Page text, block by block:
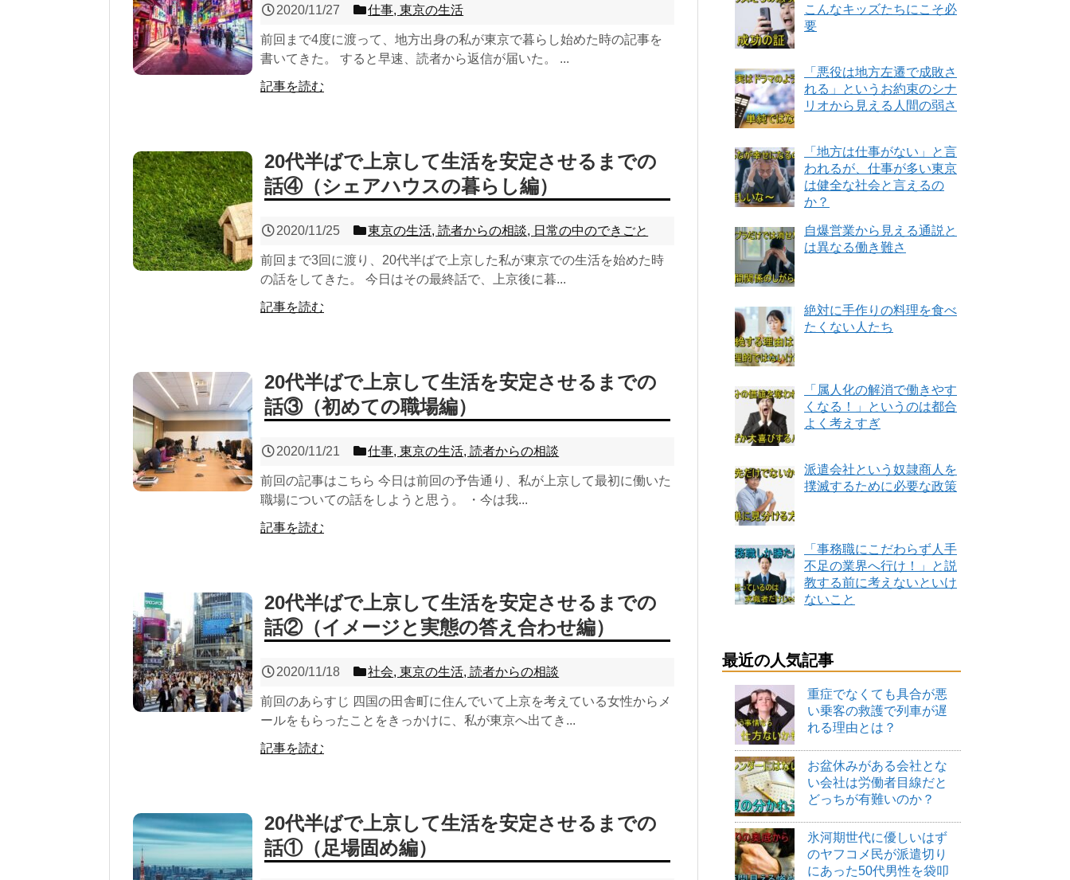
2020/11/27 仕事,東京の生活
前回まで4度に渡って、地方出身の私が東京で暮らし始めた時の記事を
書いてきた。 すると早速、読者から返信が届いた。 ...
記事を読む
20代半ばで上京して生活を安定させるまでの
話④（シェアハウスの暮らし編）
2020/11/25 東京の生活,読者からの相談, 日常の中のできごと
前回まで3回に渡り、20代半ばで上京した私が東京での生活を始めた時
の話をしてきた。 今日はその最終話で、上京後に暮...
記事を読む
20代半ばで上京して生活を安定させるまでの
話③（初めての職場編）
2020/11/21 仕事,東京の生活,読者からの相談
前回の記事はこちら 今日は前回の予告通り、私が上京して最初に働いた
職場についての話をしようと思う。 ・今は我...
記事を読む
20代半ばで上京して生活を安定させるまでの
話②（イメージと実態の答え合わせ編）
2020/11/18 社会,東京の生活,読者からの相談
前回のあらすじ 四国の田舎町に住んでいて上京を考えている女性からメ
ールをもらったことをきっかけに、私が東京へ出てき...
記事を読む
20代半ばで上京して生活を安定させるまでの
話①（足場固め編）
こんなキッズたちにこそ必
要
「悪役は地方左遷で成敗さ
れる」というお約束のシナ
リオから見える人間の弱さ
「地方は仕事がない」と言
われるが、仕事が多い東京
は健全な社会と言えるの
か？
自爆営業から見える通説と
は異なる働き難さ
絶対に手作りの料理を食べ
たくない人たち
「属人化の解消で働きやす
くなる！」というのは都合
よく考えすぎ
派遣会社という奴隷商人を
撲滅するために必要な政策
「事務職にこだわらず人手
不足の業界へ行け！」と説
教する前に考えないといけ
ないこと
最近の人気記事
重症でなくても具合が悪
い乗客の救護で列車が遅
れる理由とは？
お盆休みがある会社とな
い会社は労働者目線だと
どっちが有難いのか？
氷河期世代に優しいはず
のヤフコメ民が派遣切り
にあった50代男性を袋叩